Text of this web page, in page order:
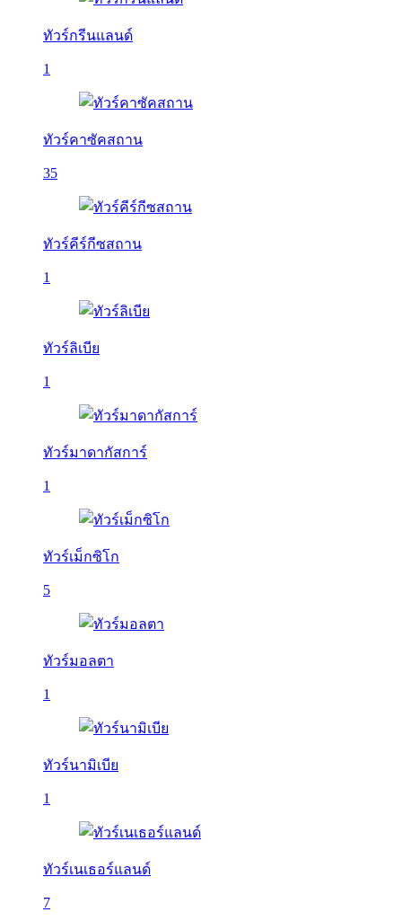
ทัวร์กรีนแลนด์
1
ทัวร์คาซัคสถาน
35
ทัวร์คีร์กีซสถาน
1
ทัวร์ลิเบีย
1
ทัวร์มาดากัสการ์
1
ทัวร์เม็กซิโก
5
ทัวร์มอลตา
1
ทัวร์นามิเบีย
1
ทัวร์เนเธอร์แลนด์
7